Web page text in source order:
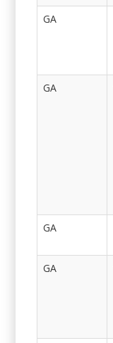
GA
GA
GA
GA